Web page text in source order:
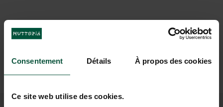
Consentement Détails À propos des cookies
Ce site web utilise des cookies.
Puis